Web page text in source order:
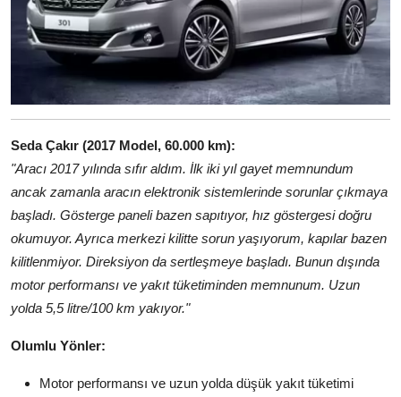
Seda Çakır (2017 Model, 60.000 km):
"Aracı 2017 yılında sıfır aldım. İlk iki yıl gayet memnundum
ancak zamanla aracın elektronik sistemlerinde sorunlar çıkmaya
başladı. Gösterge paneli bazen sapıtıyor, hız göstergesi doğru
okumuyor. Ayrıca merkezi kilitte sorun yaşıyorum, kapılar bazen
kilitlenmiyor. Direksiyon da sertleşmeye başladı. Bunun dışında
motor performansı ve yakıt tüketiminden memnunum. Uzun
yolda 5,5 litre/100 km yakıyor."
Olumlu Yönler:
Motor performansı ve uzun yolda düşük yakıt tüketimi